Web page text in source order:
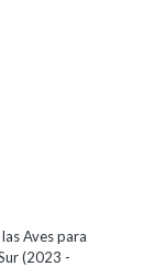
Aves para
(2023 -